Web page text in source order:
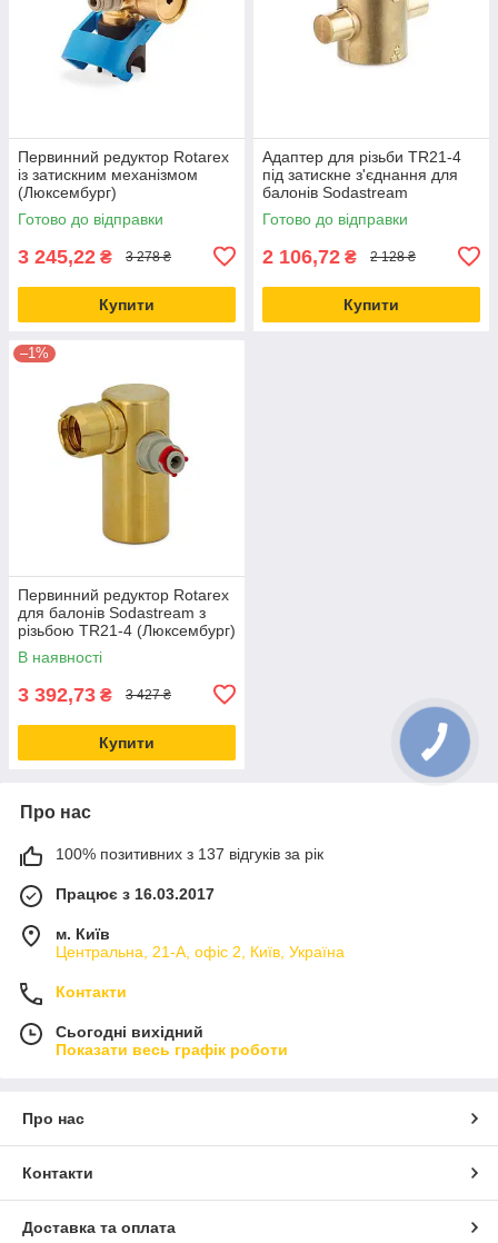
Первинний редуктор Rotarex
із затискним механізмом
(Люксембург)
Готово до відправки
3 245,22 ₴ 3 278 ₴
Купити
Адаптер для різьби TR21-4
під затискне з'єднання для
балонів Sodastream
Rotarex Люксембург
Готово до відправки
2 106,72 ₴ 2 128 ₴
Купити
–1%
Первинний редуктор Rotarex
для балонів Sodastream з
різьбою TR21-4 (Люксембург)
В наявності
3 392,73 ₴ 3 427 ₴
Купити
Про нас
100% позитивних з 137 відгуків за рік
Працює з 16.03.2017
м. Київ
Центральна, 21-А, офіс 2, Київ, Україна
Контакти
Сьогодні вихідний
Показати весь графік роботи
Про нас
Контакти
Доставка та оплата